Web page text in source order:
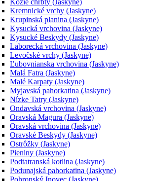
Kremnické vrchy (Jaskyne)
Krupinská planina (Jaskyne)
Kysucká vrchovina (Jaskyne)
Kysucké Beskydy (Jaskyne)
Laborecká vrchovina (Jaskyne)
Levočské vrchy (Jaskyne)
Ľubovnianska vrchovina (Jaskyne)
Malá Fatra (Jaskyne)
Malé Karpaty (Jaskyne)
Myjavská pahorkatina (Jaskyne)
Nízke Tatry (Jaskyne)
Ondavská vrchovina (Jaskyne)
Oravská Magura (Jaskyne)
Oravská vrchovina (Jaskyne)
Oravské Beskydy (Jaskyne)
Ostrôžky (Jaskyne)
Pieniny (Jaskyne)
Podtatranská kotlina (Jaskyne)
Podunajská pahorkatina (Jaskyne)
Pohronský Inovec (Jaskyne)